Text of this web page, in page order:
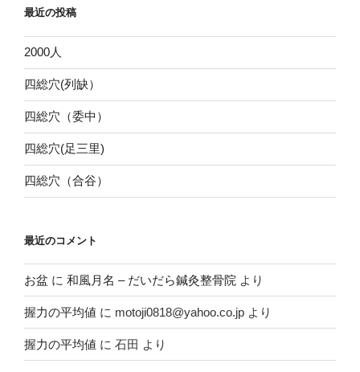
最近の投稿
2000人
四総穴(列缺）
四総穴（委中）
四総穴(足三里)
四総穴（合谷）
最近のコメント
お盆 に 和風月名 – だいだら鍼灸整骨院 より
握力の平均値 に motoji0818@yahoo.co.jp より
握力の平均値 に 石田 より